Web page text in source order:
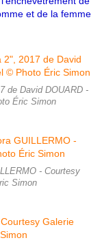
et de la femme
de David DOUARD -
Éric Simon
- Courtesy
Simon